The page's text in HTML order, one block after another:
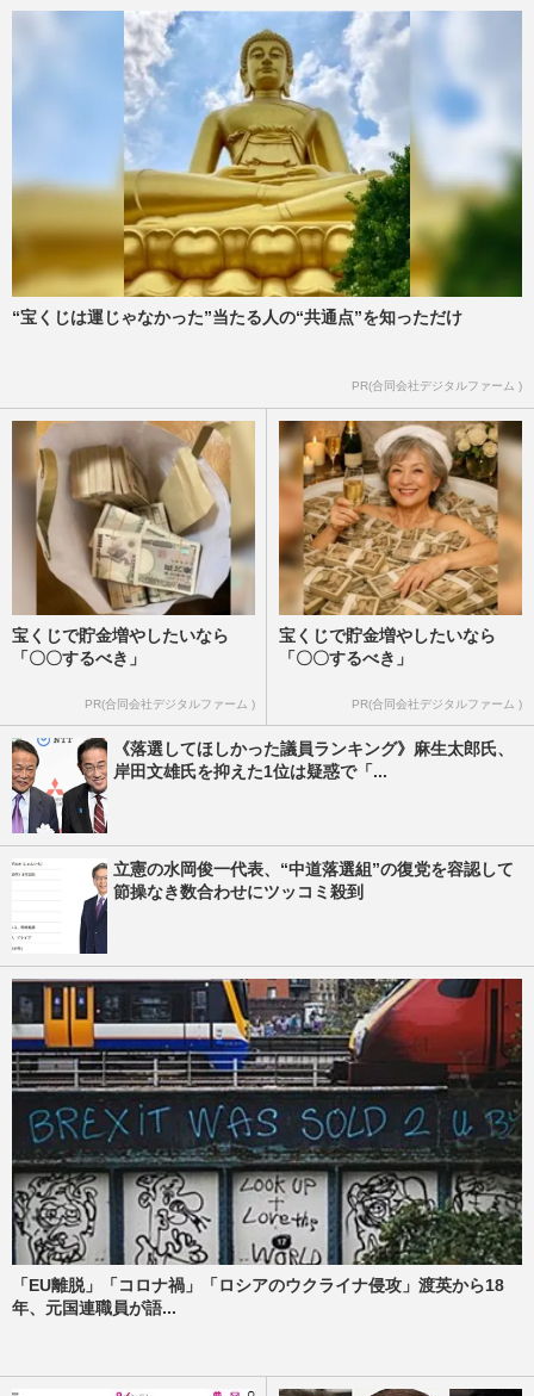
“宝くじは運じゃなかった”当たる人の“共通点”を知っただけ
PR(合同会社デジタルファーム )
宝くじで貯金増やしたいなら
「〇〇するべき」
PR(合同会社デジタルファーム )
宝くじで貯金増やしたいなら
「〇〇するべき」
PR(合同会社デジタルファーム )
《落選してほしかった議員ランキング》麻生太郎氏、
岸田文雄氏を抑えた1位は疑惑で「...
立憲の水岡俊一代表、“中道落選組”の復党を容認して
節操なき数合わせにツッコミ殺到
「EU離脱」「コロナ禍」「ロシアのウクライナ侵攻」渡英から18
年、元国連職員が語...